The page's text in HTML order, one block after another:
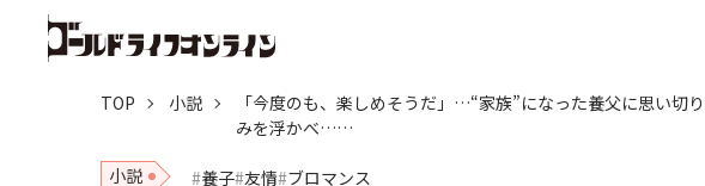
TOP 小説
「今度のも、楽しめそうだ」…“家族”になった養父に思い
みを浮かべ……
小説
養子 友情 ブロマンス